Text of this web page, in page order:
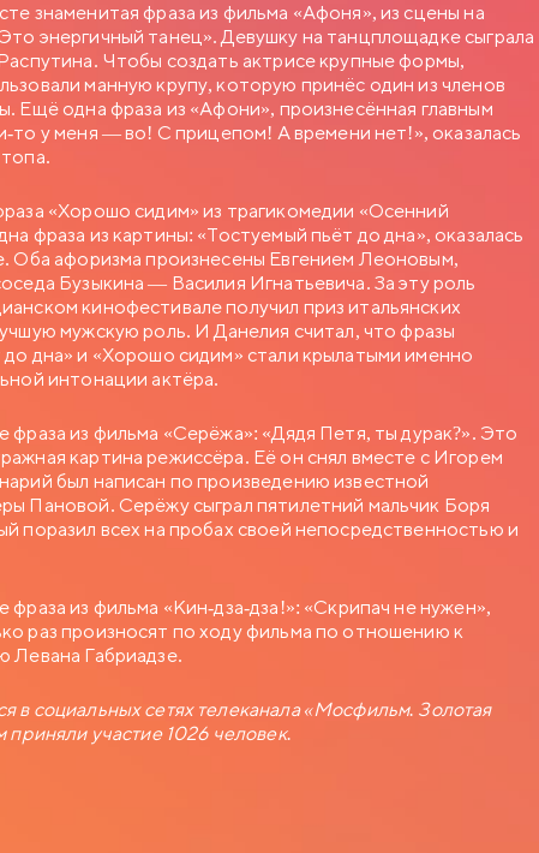
знаменитая фраза из фильма «Афоня», из сцены на
энергичный танец». Девушку на танцплощадке сыграла
Чтобы создать актрисе крупные формы,
манную крупу, которую принёс один из членов
Ещё одна фраза из «Афони», произнесённая главным
то у меня — во! С прицепом! А времени нет!», оказалась
«Хорошо сидим» из трагикомедии «Осенний
фраза из картины: «Тостуемый пьёт до дна», оказалась
Оба афоризма произнесены Евгением Леоновым,
Бузыкина — Василия Игнатьевича. За эту роль
кинофестивале получил приз итальянских
мужскую роль. И Данелия считал, что фразы
дна» и «Хорошо сидим» стали крылатыми именно
интонации актёра.
фраза из фильма «Серёжа»: «Дядя Петя, ты дурак?». Это
картина режиссёра. Её он снял вместе с Игорем
был написан по произведению известной
Пановой. Серёжу сыграл пятилетний мальчик Боря
поразил всех на пробах своей непосредственностью и
фраза из фильма «Кин-дза-дза!»: «Скрипач не нужен»,
раз произносят по ходу фильма по отношению к
Левана Габриадзе.
в социальных сетях телеканала «Мосфильм. Золотая
приняли участие 1026 человек.